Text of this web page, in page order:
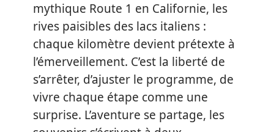
mythique Route 1 en Californie, les
rives paisibles des lacs italiens :
chaque kilomètre devient prétexte à
l’émerveillement. C’est la liberté de
s’arrêter, d’ajuster le programme, de
vivre chaque étape comme une
surprise. L’aventure se partage, les